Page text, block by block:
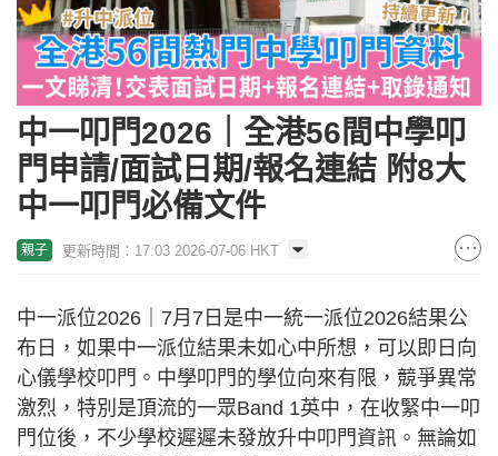
中一叩門2026｜全港56間中學叩
門申請/面試日期/報名連結 附8大
中一叩門必備文件
親子 更新時間：17:03 2026-07-06 HKT
中一派位2026｜7月7日是中一統一派位2026結果公
布日，如果中一派位結果未如心中所想，可以即日向
心儀學校叩門。中學叩門的學位向來有限，競爭異常
激烈，特別是頂流的一眾Band 1英中，在收緊中一叩
門位後，不少學校遲遲未發放升中叩門資訊。無論如